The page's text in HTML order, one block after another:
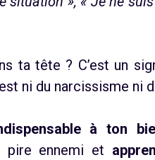
ta tête ? C’est un
ni du narcissisme ni
à ton
pire ennemi et